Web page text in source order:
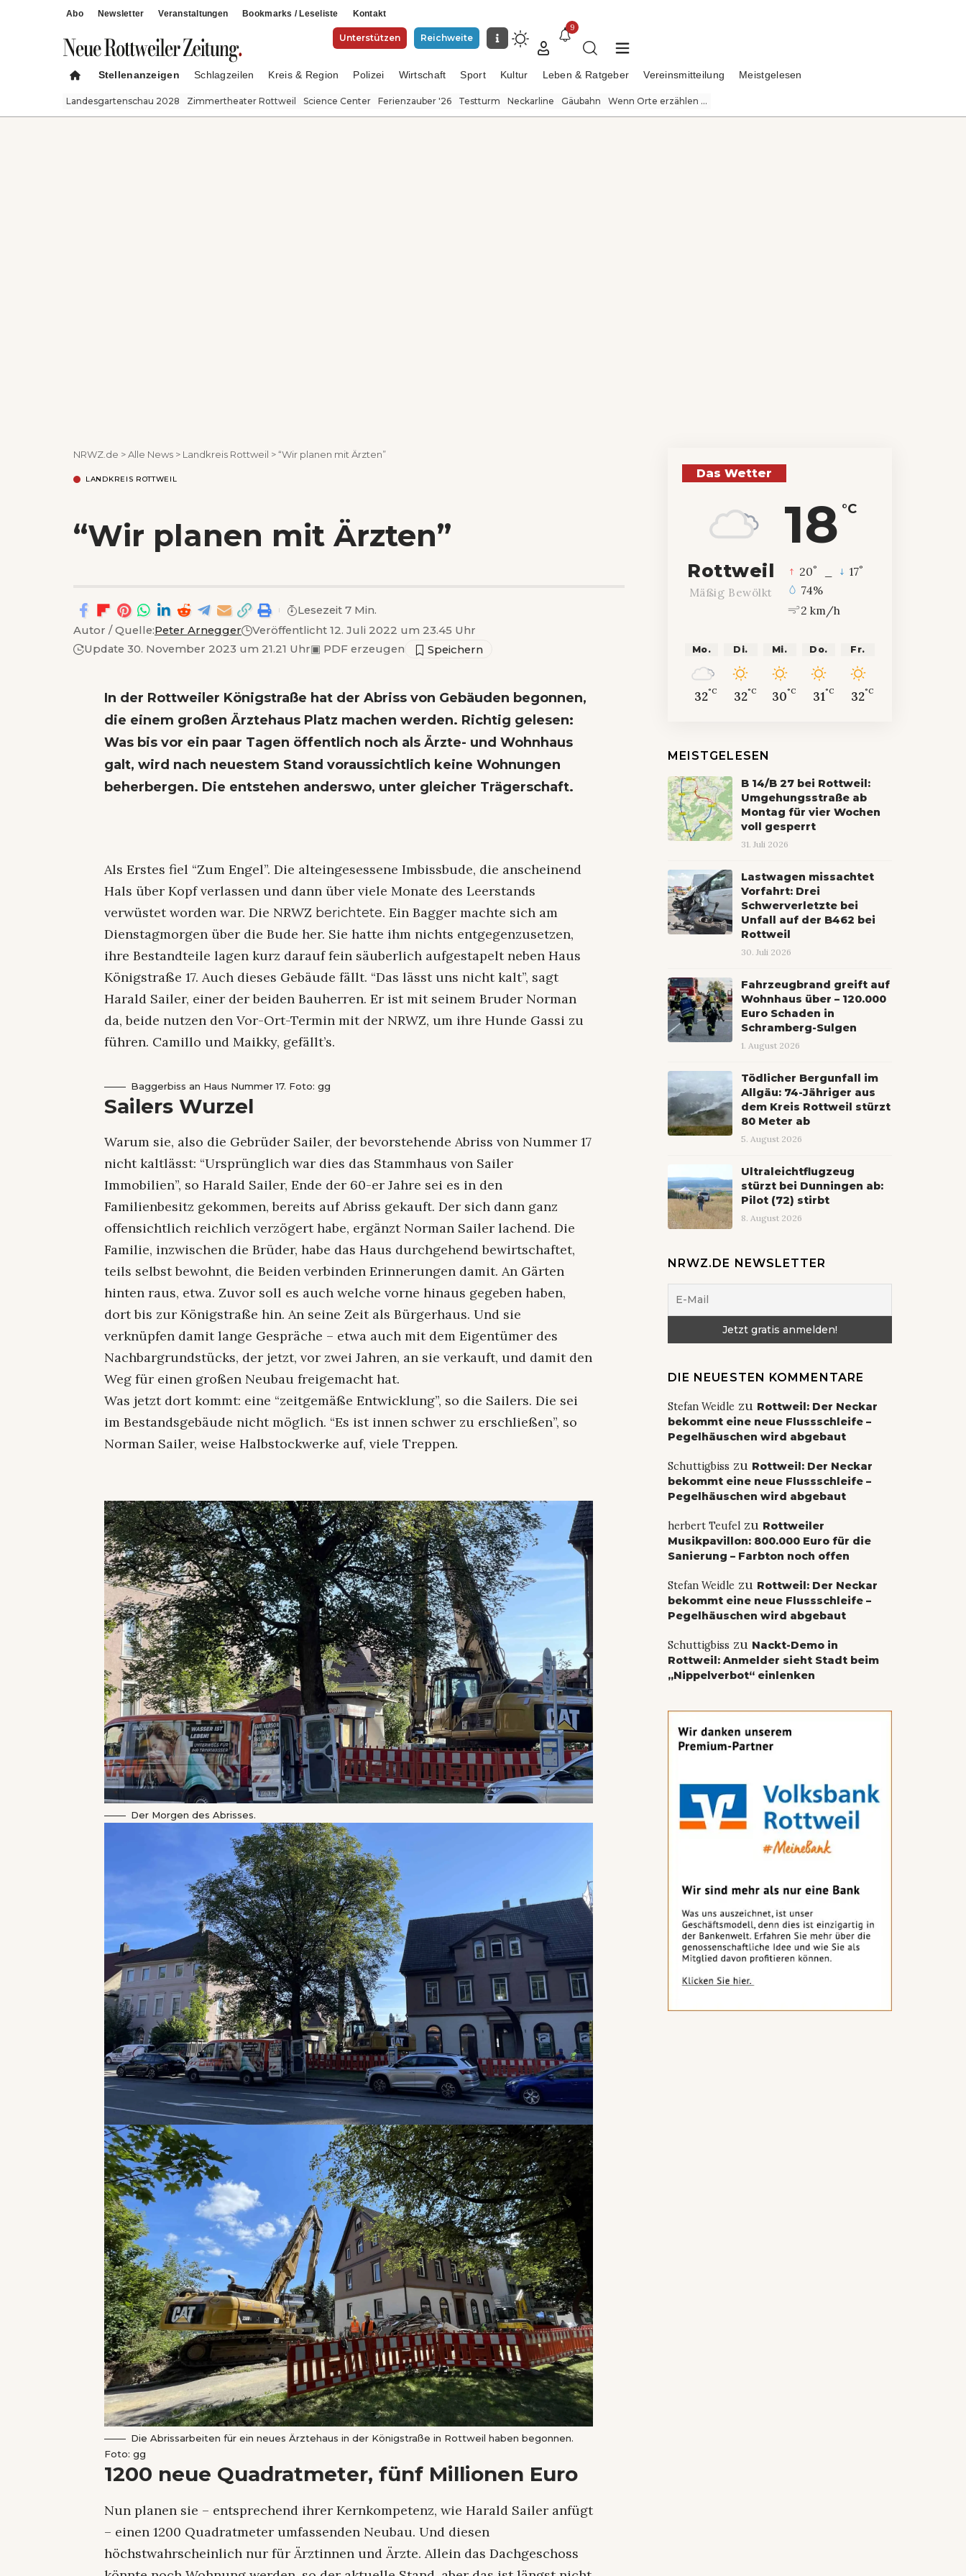
Abo Newsletter Veranstaltungen Bookmarks / Leseliste Kontakt
Unterstützen Reichweite
9
Stellenanzeigen Schlagzeilen Kreis & Region Polizei Wirtschaft Sport Kultur Leben & Ratgeber Vereinsmitteilung Meistgelesen
Landesgartenschau 2028 Zimmertheater Rottweil Science Center Ferienzauber '26 Testturm Neckarline Gäubahn Wenn Orte erzählen ...
NRWZ.de >Alle News > Landkreis Rottweil >“Wir planen mit Ärzten”
LANDKREIS ROTTWEIL
“Wir planen mit Ärzten”
Autor / Quelle:Peter Arnegger
Veröffentlicht 12. Juli 2022 um 23.45 Uhr
Update 30. November 2023 um 21.21 Uhr▣ PDF erzeugen
Lesezeit 7 Min.
In der Rottweiler Königstraße hat der Abriss von Gebäuden begonnen,
die einem großen Ärztehaus Platz machen werden. Richtig gelesen:
Was bis vor ein paar Tagen öffentlich noch als Ärzte- und Wohnhaus
galt, wird nach neuestem Stand voraussichtlich keine Wohnungen
beherbergen. Die entstehen anderswo, unter gleicher Trägerschaft.
Als Erstes fiel “Zum Engel”. Die alteingesessene Imbissbude, die anscheinend
Hals über Kopf verlassen und dann über viele Monate des Leerstands
verwüstet worden war. Die NRWZ berichtete. Ein Bagger machte sich am
Dienstagmorgen über die Bude her. Sie hatte ihm nichts entgegenzusetzen,
ihre Bestandteile lagen kurz darauf fein säuberlich aufgestapelt neben Haus
Königstraße 17. Auch dieses Gebäude fällt. “Das lässt uns nicht kalt”, sagt
Harald Sailer, einer der beiden Bauherren. Er ist mit seinem Bruder Norman
da, beide nutzen den Vor-Ort-Termin mit der NRWZ, um ihre Hunde Gassi zu
führen. Camillo und Maikky, gefällt’s.
Baggerbiss an Haus Nummer 17. Foto: gg
Sailers Wurzel
Warum sie, also die Gebrüder Sailer, der bevorstehende Abriss von Nummer 17
nicht kaltlässt: “Ursprünglich war dies das Stammhaus von Sailer
Immobilien”, so Harald Sailer, Ende der 60-er Jahre sei es in den
Familienbesitz gekommen, bereits auf Abriss gekauft. Der sich dann ganz
offensichtlich reichlich verzögert habe, ergänzt Norman Sailer lachend. Die
Familie, inzwischen die Brüder, habe das Haus durchgehend bewirtschaftet,
teils selbst bewohnt, die Beiden verbinden Erinnerungen damit. An Gärten
hinten raus, etwa. Zuvor soll es auch welche vorne hinaus gegeben haben,
dort bis zur Königstraße hin. An seine Zeit als Bürgerhaus. Und sie
verknüpfen damit lange Gespräche – etwa auch mit dem Eigentümer des
Nachbargrundstücks, der jetzt, vor zwei Jahren, an sie verkauft, und damit den
Weg für einen großen Neubau freigemacht hat.
Was jetzt dort kommt: eine “zeitgemäße Entwicklung”, so die Sailers. Die sei
im Bestandsgebäude nicht möglich. “Es ist innen schwer zu erschließen”, so
Norman Sailer, weise Halbstockwerke auf, viele Treppen.
Der Morgen des Abrisses.
Die Abrissarbeiten für ein neues Ärztehaus in der Königstraße in Rottweil haben begonnen.
Foto: gg
1200 neue Quadratmeter, fünf Millionen Euro
Nun planen sie – entsprechend ihrer Kernkompetenz, wie Harald Sailer anfügt
– einen 1200 Quadratmeter umfassenden Neubau. Und diesen
höchstwahrscheinlich nur für Ärztinnen und Ärzte. Allein das Dachgeschoss
Das Wetter
18 °C
Rottweil
Mäßig Bewölkt
20° 17°
74%
2 km/h
Mo.
32°C
Di.
32°C
Mi.
30°C
Do.
31°C
Fr.
32°C
MEISTGELESEN
B 14/B 27 bei Rottweil:
Umgehungsstraße ab
Montag für vier Wochen
voll gesperrt
31. Juli 2026
Lastwagen missachtet
Vorfahrt: Drei
Schwerverletzte bei
Unfall auf der B462 bei
Rottweil
30. Juli 2026
Fahrzeugbrand greift auf
Wohnhaus über – 120.000
Euro Schaden in
Schramberg-Sulgen
1. August 2026
Tödlicher Bergunfall im
Allgäu: 74-Jähriger aus
dem Kreis Rottweil stürzt
80 Meter ab
5. August 2026
Ultraleichtflugzeug
stürzt bei Dunningen ab:
Pilot (72) stirbt
8. August 2026
NRWZ.DE NEWSLETTER
DIE NEUESTEN KOMMENTARE
Stefan Weidle zu Rottweil: Der Neckar
bekommt eine neue Flussschleife –
Pegelhäuschen wird abgebaut
Schuttigbiss zu Rottweil: Der Neckar
bekommt eine neue Flussschleife –
Pegelhäuschen wird abgebaut
herbert Teufelzu Rottweiler
Musikpavillon: 800.000 Euro für die
Sanierung – Farbton noch offen
Stefan Weidle zu Rottweil: Der Neckar
bekommt eine neue Flussschleife –
Pegelhäuschen wird abgebaut
Schuttigbiss zu Nackt-Demo in
Rottweil: Anmelder sieht Stadt beim
„Nippelverbot“ einlenken